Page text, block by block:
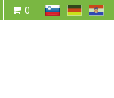
HR
0